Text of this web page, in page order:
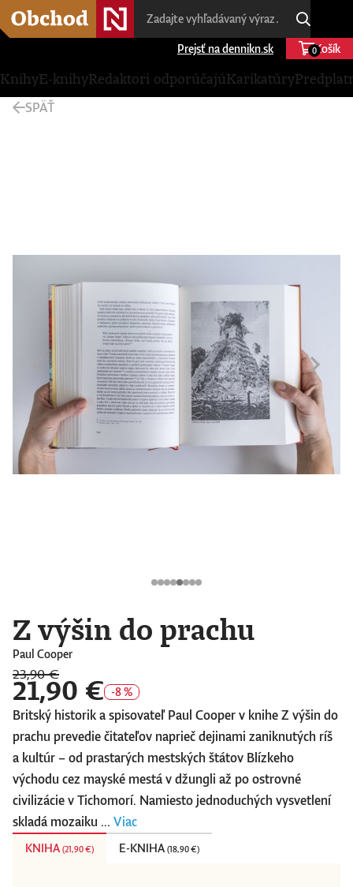
Prejsť na dennikn.sk Košík
0
KnihyE-knihyRedaktori odporúčajúKarikatúry
SPÄŤ
Z výšin do prachu
Paul Cooper
23,90 €
21,90 € -8 %
Britský historik a spisovateľ Paul Cooper v knihe Z výšin do
prachu prevedie čitateľov naprieč dejinami zaniknutých ríš
a kultúr – od prastarých mestských štátov Blízkeho
východu cez mayské mestá v džungli až po ostrovné
civilizácie v Tichomorí. Namiesto jednoduchých vysvetlení
skladá mozaiku ... Viac
KNIHA (21,90 €) E-KNIHA (18,90 €)